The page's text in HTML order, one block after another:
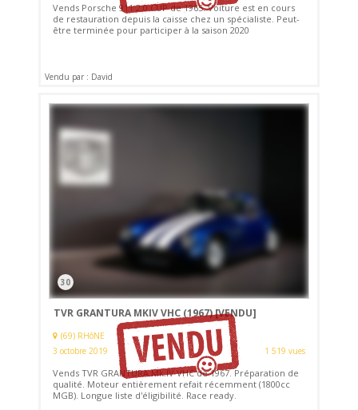
Vends Porsche 911 2,0 CUP de 1965. Voiture est en cours
de restauration depuis la caisse chez un spécialiste. Peut-
être terminée pour participer à la saison 2020
Vendu par : David
30
TVR GRANTURA MKIV VHC (1967)[VENDU]
(69) RHôNE
3 octobre 2019
1 519 vues
Vends TVR GRANTURA Mk.IV VHC de 1967. Préparation de
qualité. Moteur entièrement refait récemment (1800cc
MGB). Longue liste d'éligibilité. Race ready.